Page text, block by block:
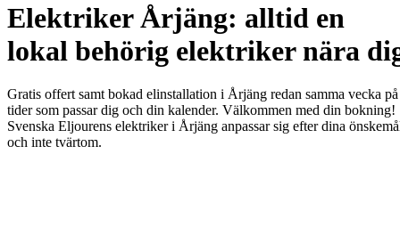
Elektriker Årjäng: alltid en
lokal behörig elektriker nära
Gratis offert samt bokad elinstallation i Årjäng redan samma vecka på
tider som passar dig och din kalender. Välkommen med din bokning!
Svenska Eljourens elektriker i Årjäng anpassar sig efter dina
och inte tvärtom.